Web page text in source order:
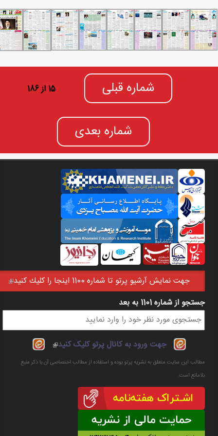
شماره قبلی 15 از 186
شماره بعدی
جهت نمايش آرشيو پرتو تا شماره 1100 اينجا را كليك كنيد
فرم جستجو
جستجو از شماره 1101 به بعد
جهت ورود به کانال پرتو کلیک کنید
(link is
external)
مطالب این سایت متعلق به نشریه پرتو بوده و استفاده از مطالب اختصاصی آن با ذکر منبع
بلامانع است.